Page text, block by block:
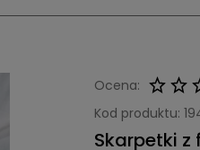
Ocena:
Kod produktu:
Skarpetki z